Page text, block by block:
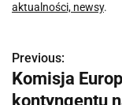
aktualności, newsy.
N
a
Previous:
Komisja
kontyngentu